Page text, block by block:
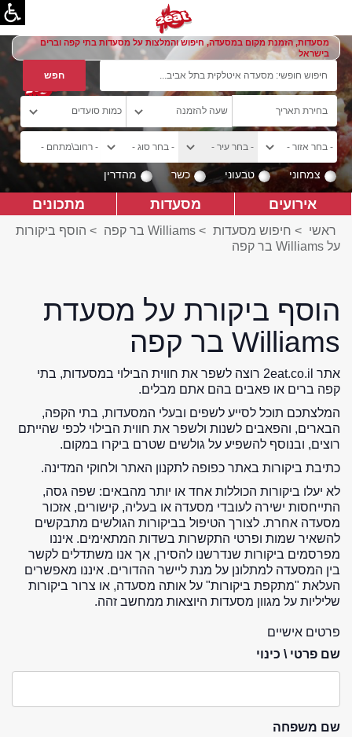
מסעדות, הזמנת מקום במסעדה, חיפוש והמלצות על מסעדות בתי קפה וברים
בישראל
צמחוני טבעוני כשר מהדרין
אירועים מסעדות מתכונים
ראשי > חיפוש מסעדות > Williams בר קפה > הוסף ביקורות
על Williams בר קפה
הוסף ביקורת על מסעדת
Williams בר קפה
אתר 2eat.co.il רוצה לשפר את חווית הבילוי במסעדות, בתי
קפה ברים או פאבים בהם אתם מבלים.
המלצתכם תוכל לסייע לשפים ובעלי המסעדות, בתי הקפה,
הבארים, והפאבים לשנות ולשפר את חווית הבילוי לכפי שהייתם
רוצים, ובנוסף להשפיע על גולשים שטרם ביקרו במקום.
כתיבת ביקורות באתר כפופה לתקנון האתר ולחוקי המדינה.
לא יעלו ביקורות הכוללות אחד או יותר מהבאים: שפה גסה,
התייחסות ישירה לעובדי מסעדה או בעליה, קישורים, אזכור
מסעדה אחרת. לצורך הטיפול בביקורות הגולשים מתבקשים
להשאיר שמות ופרטי התקשרות בשדות המתאימים. איננו
מפרסמים ביקורות שנדרשנו להסירן, אך אנו משתדלים לקשר
בין המסעדה למתלונן על מנת ליישר ההדורים. איננו מאפשרים
העלאת "מתקפת ביקורות" על אותה מסעדה, או צרור ביקורות
שליליות על מגוון מסעדות היוצאות ממחשב זהה.
פרטים אישיים
שם פרטי \ כינוי
שם משפחה